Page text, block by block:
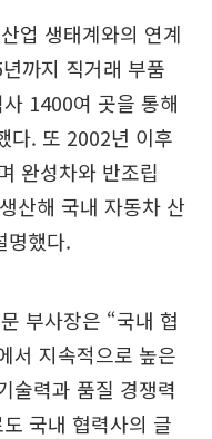
업 생태계와의 연계
까지 직거래 부품
1400여 곳을 통해
다. 또 2002년 이후
완성차와 반조립
산해 국내 자동차 산
명했다.
부사장은 “국내 협
서 지속적으로 높은
술력과 품질 경쟁력
국내 협력사의 글